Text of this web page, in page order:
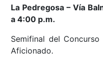
La Pedregosa– Vía
a 4:00 p.m.
Semifinal del
Aficionado.